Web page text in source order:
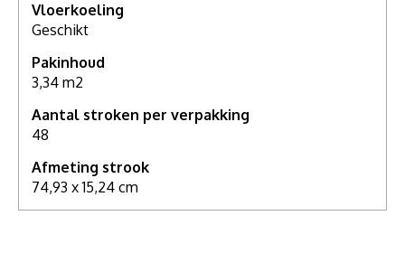
Vloerkoeling
Geschikt
Pakinhoud
3,34 m2
Aantal stroken per verpakking
48
Afmeting strook
74,93 x 15,24 cm